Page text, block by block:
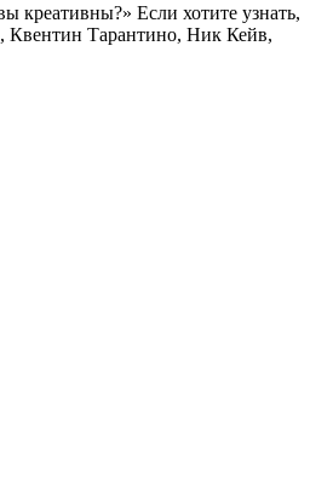
креативны?» Если хотите узнать,
Квентин Тарантино, Ник Кейв,